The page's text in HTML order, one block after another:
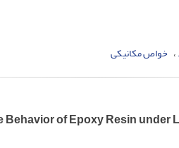
خواص مکانیکی
of Epoxy Resin under